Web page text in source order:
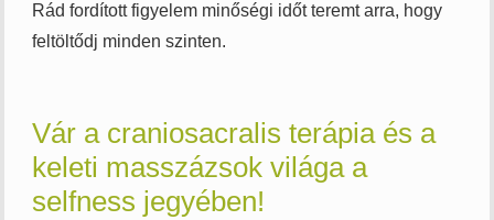
Rád fordított figyelem minőségi időt teremt arra, hogy
feltöltődj minden szinten.
Vár a craniosacralis terápia és a
keleti masszázsok világa a
selfness jegyében!